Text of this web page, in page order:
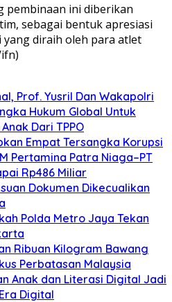
pembinaan ini diberikan
sebagai bentuk apresiasi
yang diraih oleh para atlet
Prof. Yusril Dan Wakapolri
Hukum Global Untuk
Dari TPPO
Empat Tersangka Korupsi
Pertamina Patra Niaga–PT
Rp486 Miliar
Dokumen Dikecualikan
Polda Metro Jaya Tekan
Ribuan Kilogram Bawang
Perbatasan Malaysia
Anak dan Literasi Digital Jadi
Digital